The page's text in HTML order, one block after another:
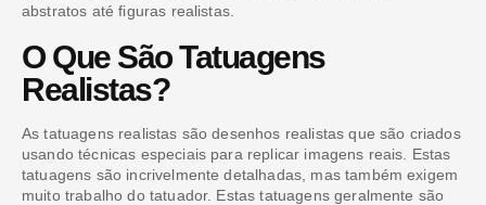
abstratos até figuras realistas.
O Que São Tatuagens
Realistas?
As tatuagens realistas são desenhos realistas que são criados
usando técnicas especiais para replicar imagens reais. Estas
tatuagens são incrivelmente detalhadas, mas também exigem
muito trabalho do tatuador. Estas tatuagens geralmente são